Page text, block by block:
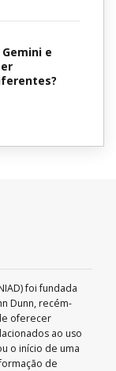
e
foi fundada
Dunn, recém-
oferecer
ao uso
o início de uma
de